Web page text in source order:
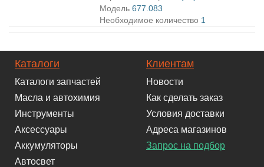
Модель 677.083
Необходимое количество 1
Каталоги
Каталоги запчастей
Масла и автохимия
Инструменты
Аксессуары
Аккумуляторы
Автосвет
Клиентам
Новости
Как сделать заказ
Условия доставки
Адреса магазинов
Запрос на подбор